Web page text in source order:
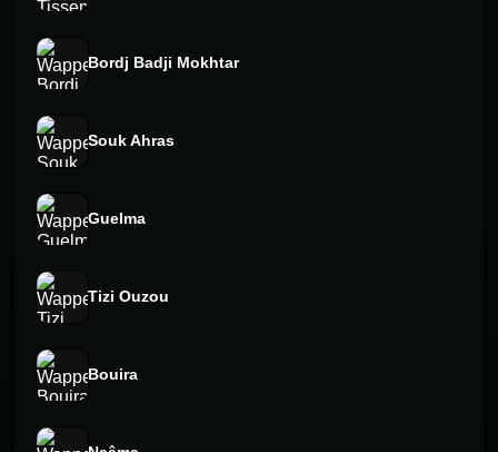
Bordj Badji Mokhtar
Souk Ahras
Guelma
Tizi Ouzou
Bouira